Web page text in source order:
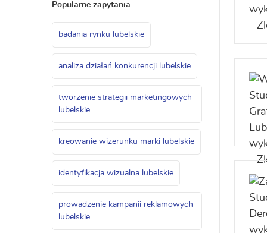
Popularne zapytania
badania rynku lubelskie
analiza działań konkurencji lubelskie
tworzenie strategii marketingowych
lubelskie
kreowanie wizerunku marki lubelskie
identyfikacja wizualna lubelskie
prowadzenie kampanii reklamowych
lubelskie